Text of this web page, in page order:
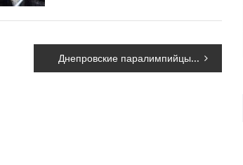
Днепровские паралимпийцы завоевали золото на соревнованиях по легкой атлетике в Лондоне